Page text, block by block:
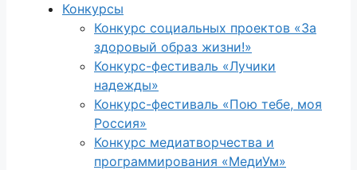
Конкурсы
Конкурс социальных проектов «За
здоровый образ жизни!»
Конкурс-фестиваль «Лучики
надежды»
Конкурс-фестиваль «Пою тебе, моя
Россия»
Конкурс медиатворчества и
программирования «МедиУм»